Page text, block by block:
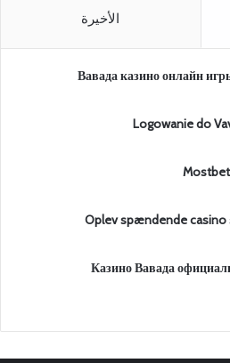
الأخيرة
Вавада казино онлайн
Logowanie do
Mostbet
Oplev spændende casino
Казино Вавада